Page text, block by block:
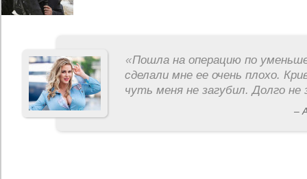
«Пошла на операцию по
сделали мне ее очень плохо.
чуть меня не загубил. Долго не
–